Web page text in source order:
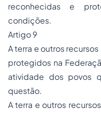
reconhecidas e
condições.
Artigo 9
A terra e outros
protegidos na
atividade dos povos
questão.
A terra e outros